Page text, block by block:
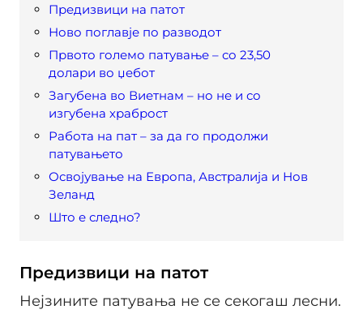
Предизвици на патот
Ново поглавје по разводот
Првото големо патување – со 23,50
долари во џебот
Загубена во Виетнам – но не и со
изгубена храброст
Работа на пат – за да го продолжи
патувањето
Освојување на Европа, Австралија и Нов
Зеланд
Што е следно?
Предизвици на патот
Нејзините патувања не се секогаш лесни.